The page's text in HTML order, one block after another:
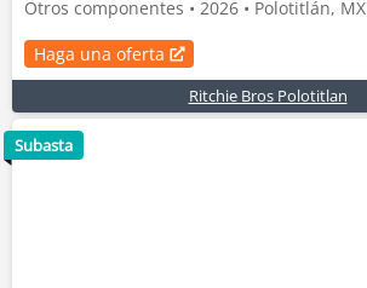
Otros componentes • 2026 • Polotitlán, MX
Haga una oferta
Ritchie Bros Polotitlan
Subasta